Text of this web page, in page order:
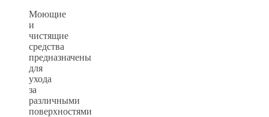
Моющие
и
чистящие
средства
предназначены
для
ухода
за
различными
поверхностями